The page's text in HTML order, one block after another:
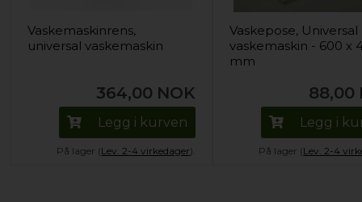
Vaskemaskinrens,
universal vaskemaskin
364,00 NOK
Legg i kurven
På lager (Lev. 2-4 virkedager).
Vaskepose, Universal
vaskemaskin - 600 x
mm
88,00
Legg i
På lager (Lev. 2-4